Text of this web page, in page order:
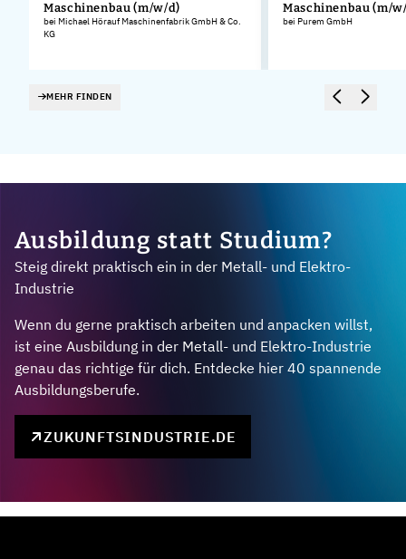
Maschinenbau (m/w/d)
bei Michael Hörauf Maschinenfabrik GmbH & Co.
KG
Maschinenbau (m/
bei Purem GmbH
MEHR FINDEN
Ausbildung statt Studium?
Steig direkt praktisch ein in der Metall- und Elektro-
Industrie
Wenn du gerne praktisch arbeiten und anpacken willst,
ist eine Ausbildung in der Metall- und Elektro-Industrie
genau das richtige für dich. Entdecke hier 40 spannende
Ausbildungsberufe.
ZUKUNFTSINDUSTRIE.DE